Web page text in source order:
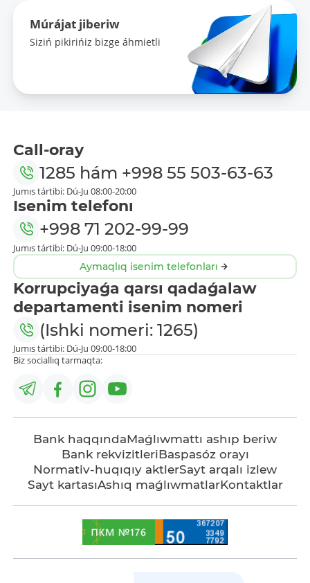
Múrájat jiberiw
Siziń pikirińiz bizge áhmietli
Call-oray
1285 hám +998 55 503-63-63
Jumıs tártibi: Dú-Ju 08:00-20:00
Isenim telefonı
+998 71 202-99-99
Jumıs tártibi: Dú-Ju 09:00-18:00
Aymaqlıq isenim telefonları
Korrupciyaǵa qarsı qadaǵalaw
departamenti isenim nomeri
(Ishki nomeri: 1265)
Jumıs tártibi: Dú-Ju 09:00-18:00
Biz sociallıq tarmaqta:
Bank haqqındaMaǵlıwmattı ashıp beriw
Bank rekvizitleriBaspasóz orayı
Normativ-huqıqıy aktlerSayt arqalı izlew
Sayt kartasıAshıq maǵlıwmatlarKontaktlar